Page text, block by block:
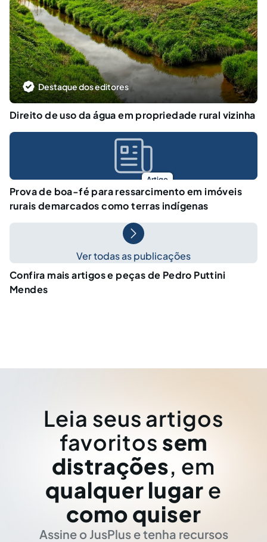
Destaque dos editores
Direito de uso da água em propriedade rural vizinha
Artigo
Prova de boa-fé para ressarcimento em imóveis
rurais demarcados como terras indígenas
Ver todas as publicações
Confira mais artigos e peças de Pedro Puttini
Mendes
Leia seus artigos
favoritos sem
distrações, em
qualquer lugar e
como quiser
Assine o JusPlus e tenha recursos